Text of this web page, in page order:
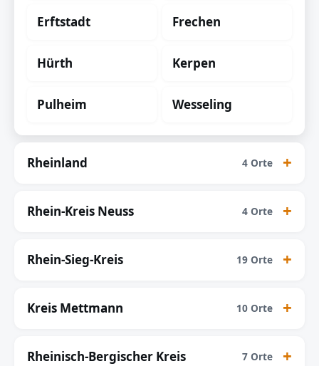
Erftstadt Frechen
Hürth Kerpen
Pulheim Wesseling
Rheinland 4 Orte
Rhein-Kreis Neuss 4 Orte
Rhein-Sieg-Kreis 19 Orte
Kreis Mettmann 10 Orte
Rheinisch-Bergischer Kreis 7 Orte